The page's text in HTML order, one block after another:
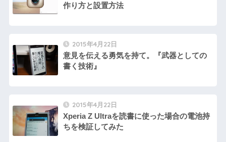
作り方と設置方法
2015年4月22日
意見を伝える勇気を持て。『武器としての
書く技術』
2015年4月22日
Xperia Z Ultraを読書に使った場合の電池持
ちを検証してみた